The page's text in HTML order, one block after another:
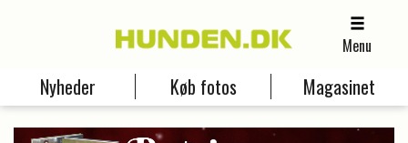
Menu
Nyheder Køb fotos Magasinet